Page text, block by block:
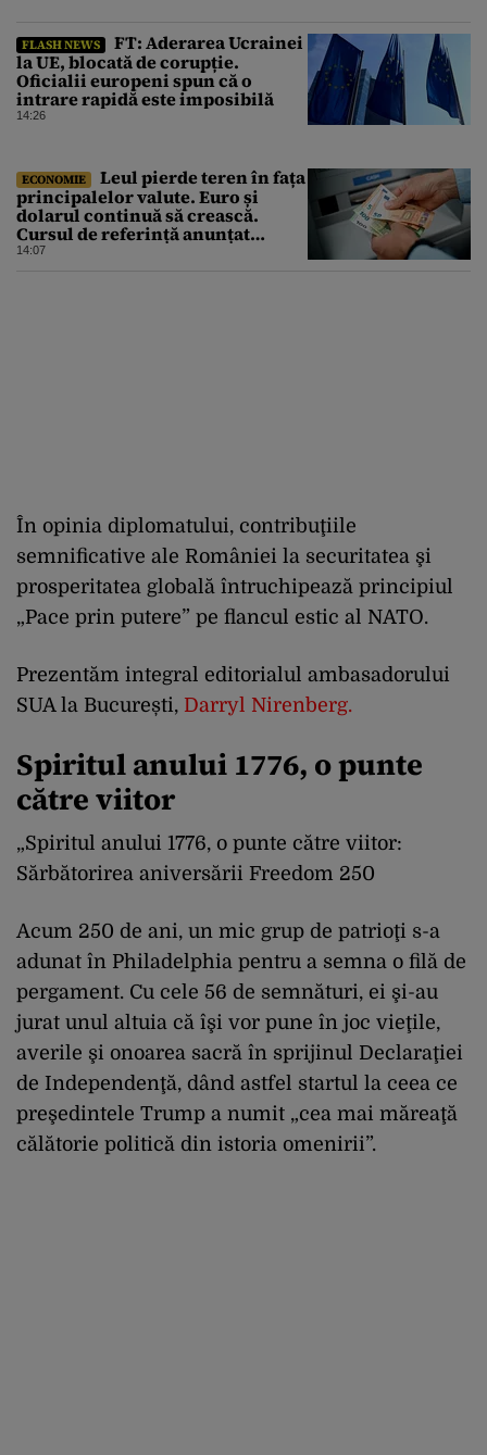
FLASH NEWS
FT: Aderarea Ucrainei
la UE, blocată de corupție.
Oficialii europeni spun că o
intrare rapidă este imposibilă
14:26
ECONOMIE
Leul pierde teren în fața
principalelor valute. Euro și
dolarul continuă să crească.
Cursul de referință anunțat
pentru vineri de BNR
14:07
În opinia diplomatului, contribuţiile
semnificative ale României la securitatea şi
prosperitatea globală întruchipează principiul
„Pace prin putere” pe flancul estic al NATO.
Prezentăm integral editorialul ambasadorului
SUA la București, Darryl Nirenberg.
Spiritul anului 1776, o punte
către viitor
„Spiritul anului 1776, o punte către viitor:
Sărbătorirea aniversării Freedom 250
Acum 250 de ani, un mic grup de patrioţi s-a
adunat în Philadelphia pentru a semna o filă de
pergament. Cu cele 56 de semnături, ei şi-au
jurat unul altuia că îşi vor pune în joc vieţile,
averile şi onoarea sacră în sprijinul Declaraţiei
de Independenţă, dând astfel startul la ceea ce
preşedintele Trump a numit „cea mai măreaţă
călătorie politică din istoria omenirii”.